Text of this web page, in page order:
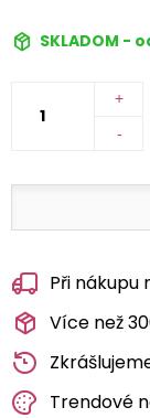
SKLADOM -
+
-
Při nákupu
Více než
Trendové